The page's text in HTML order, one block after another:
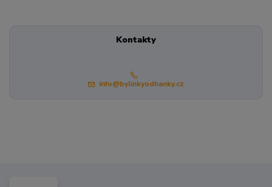
Kontakty
info@bylinkyodhanky.cz